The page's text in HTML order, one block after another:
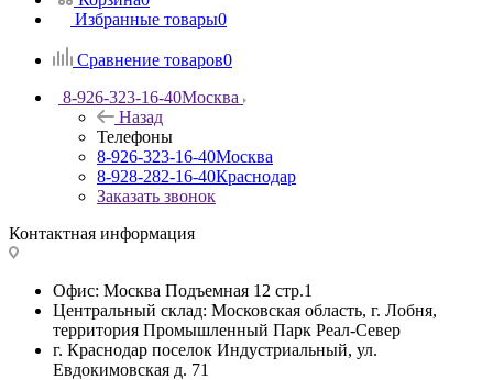
Избранные товары0
Сравнение товаров0
8-926-323-16-40Москва
Назад
Телефоны
8-926-323-16-40Москва
8-928-282-16-40Краснодар
Заказать звонок
Контактная информация
Офис: Москва Подъемная 12 стр.1
Центральный склад: Московская область, г. Лобня,
территория Промышленный Парк Реал-Север
г. Краснодар поселок Индустриальный, ул.
Евдокимовская д. 71